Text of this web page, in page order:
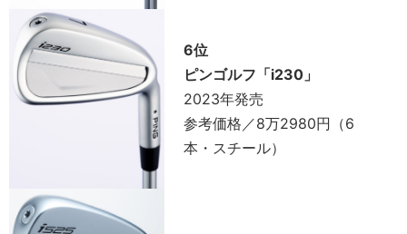
6位
ピンゴルフ「i230」
2023年発売
参考価格／8万2980円（6
本・スチール）